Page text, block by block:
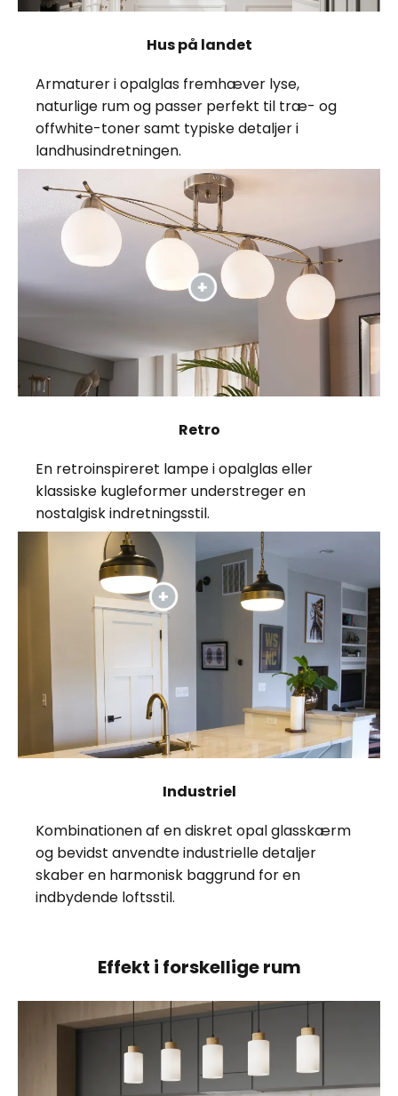
Hus på landet
Armaturer i opalglas fremhæver lyse,
naturlige rum og passer perfekt til træ- og
offwhite-toner samt typiske detaljer i
landhusindretningen.
Retro
En retroinspireret lampe i opalglas eller
klassiske kugleformer understreger en
nostalgisk indretningsstil.
Industriel
Kombinationen af en diskret opal glasskærm
og bevidst anvendte industrielle detaljer
skaber en harmonisk baggrund for en
indbydende loftsstil.
Effekt i forskellige rum